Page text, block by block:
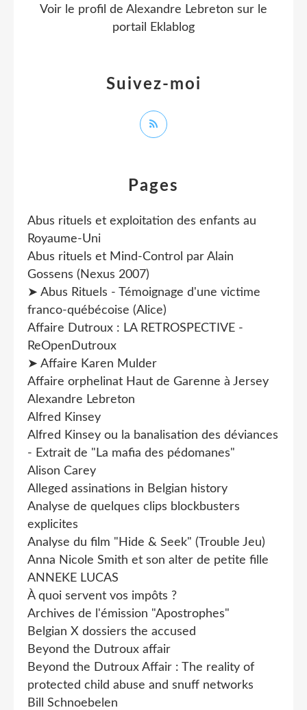
Pages
Abus rituels et exploitation des enfants au
Royaume-Uni
Abus rituels et Mind-Control par Alain
Gossens (Nexus 2007)
➤ Abus Rituels - Témoignage d'une victime
franco-québécoise (Alice)
Affaire Dutroux : LA RETROSPECTIVE -
ReOpenDutroux
➤ Affaire Karen Mulder
Affaire orphelinat Haut de Garenne à Jersey
Alexandre Lebreton
Alfred Kinsey
Alfred Kinsey ou la banalisation des déviances
- Extrait de "La mafia des pédomanes"
Alison Carey
Alleged assinations in Belgian history
Analyse de quelques clips blockbusters
explicites
Analyse du film "Hide & Seek" (Trouble Jeu)
Anna Nicole Smith et son alter de petite fille
ANNEKE LUCAS
À quoi servent vos impôts ?
Archives de l'émission "Apostrophes"
Belgian X dossiers the accused
Beyond the Dutroux affair
Beyond the Dutroux Affair : The reality of
protected child abuse and snuff networks
Bill Schnoebelen
Suivez-moi
Voir le profil de Alexandre Lebreton sur le
portail Eklablog